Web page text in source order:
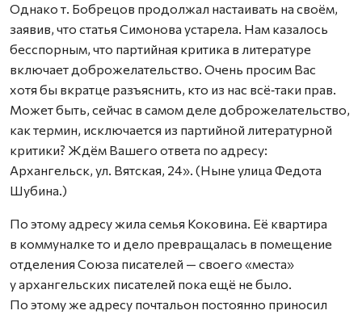
Однако т. Бобрецов продолжал настаивать на своём,
заявив, что статья Симонова устарела. Нам казалось
бесспорным, что партийная критика в литературе
включает доброжелательство. Очень просим Вас
хотя бы вкратце разъяснить, кто из нас всё‑таки прав.
Может быть, сейчас в самом деле доброжелательство,
как термин, исключается из партийной литературной
критики? Ждём Вашего ответа по адресу:
Архангельск, ул. Вятская, 24». (Ныне улица Федота
Шубина.)
По этому адресу жила семья Коковина. Её квартира
в коммуналке то и дело превращалась в помещение
отделения Союза писателей — своего «места»
у архангельских писателей пока ещё не было.
По этому же адресу почтальон постоянно приносил